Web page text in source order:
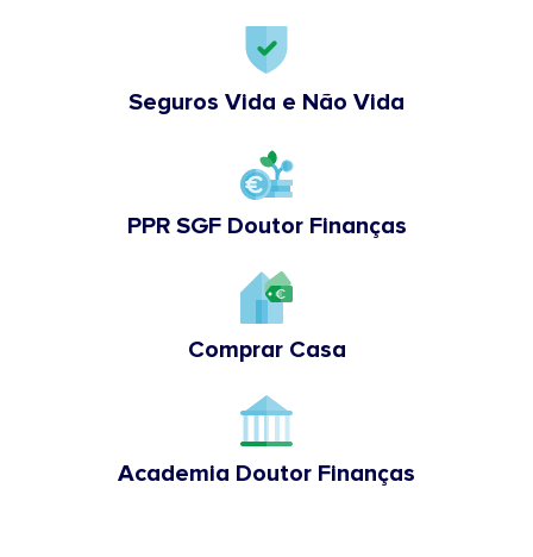
Seguros Vida e Não Vida
PPR SGF Doutor Finanças
Comprar Casa
Academia Doutor Finanças